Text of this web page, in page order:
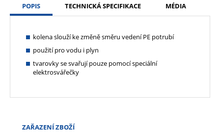
POPIS TECHNICKÁ SPECIFIKACE MÉDIA
kolena slouží ke změně směru vedení PE potrubí
použití pro vodu i plyn
tvarovky se svařují pouze pomocí speciální
elektrosvářečky
ZAŘAZENÍ ZBOŽÍ